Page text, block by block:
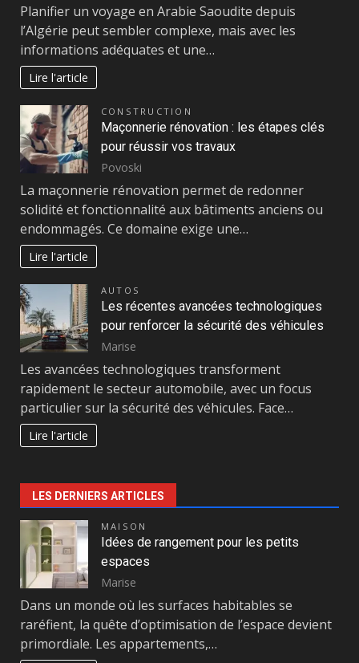
Planifier un voyage en Arabie Saoudite depuis
l’Algérie peut sembler complexe, mais avec les
informations adéquates et une…
Lire l'article
CONSTRUCTION
Maçonnerie rénovation : les étapes clés
pour réussir vos travaux
Povoski
La maçonnerie rénovation permet de redonner
solidité et fonctionnalité aux bâtiments anciens ou
endommagés. Ce domaine exige une…
Lire l'article
AUTOS
Les récentes avancées technologiques
pour renforcer la sécurité des véhicules
Marise
Les avancées technologiques transforment
rapidement le secteur automobile, avec un focus
particulier sur la sécurité des véhicules. Face…
Lire l'article
LES DERNIERS ARTICLES
MAISON
Idées de rangement pour les petits
espaces
Marise
Dans un monde où les surfaces habitables se
raréfient, la quête d’optimisation de l’espace devient
primordiale. Les appartements,…